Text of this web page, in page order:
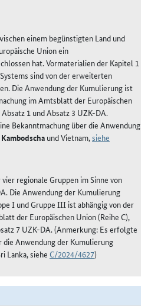
einem begünstigten Land und
Union ein
hat. Vormaterialien der Kapitel 1
sind von der erweiterten
Die Anwendung der Kumulierung ist
im Amtsblatt der Europäischen
1 und Absatz 3 UZK-DA.
Bekanntmachung über die Anwendung
Kambodscha und Vietnam,siehe
regionale Gruppen im Sinne von
Die Anwendung der Kumulierung
I und Gruppe III ist abhängig von der
der Europäischen Union (Reihe C),
7 UZK-DA. (Anmerkung: Es erfolgte
die Anwendung der Kumulierung
Lanka, siehe C/2024/4627)